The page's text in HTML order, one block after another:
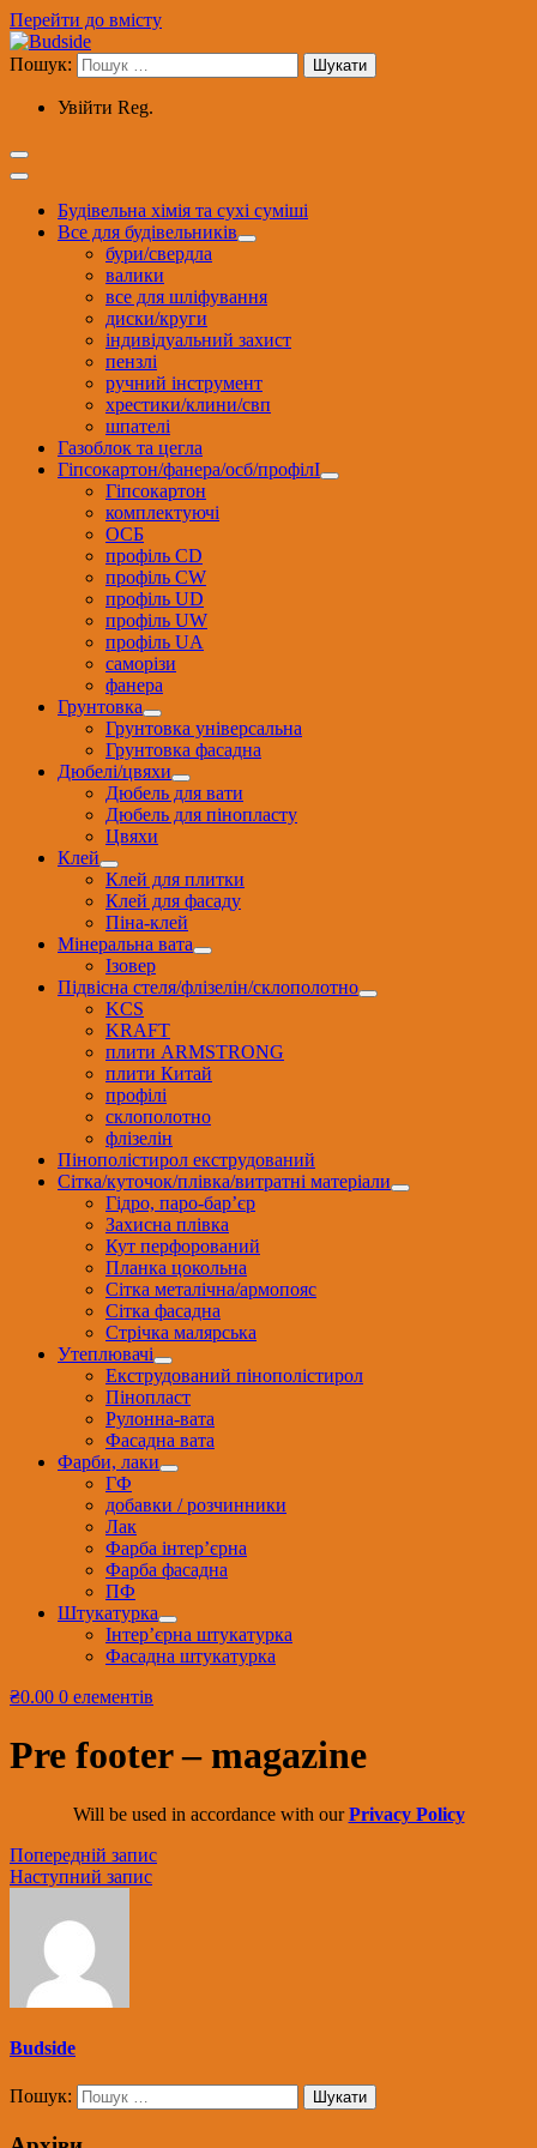
Перейти до вмісту
Пошук:
Увійти Reg.
Будівельна хімія та сухі суміші
Все для будівельників
бури/свердла
валики
все для шліфування
диски/круги
індивідуальний захист
пензлі
ручний інструмент
хрестики/клини/свп
шпателі
Газоблок та цегла
Гіпсокартон/фанера/осб/профілІ
Гіпсокартон
комплектуючі
ОСБ
профіль CD
профіль CW
профіль UD
профіль UW
профіль UА
саморізи
фанера
Грунтовка
Грунтовка універсальна
Грунтовка фасадна
Дюбелі/цвяхи
Дюбель для вати
Дюбель для пінопласту
Цвяхи
Клей
Клей для плитки
Клей для фасаду
Піна-клей
Мінеральна вата
Ізовер
Підвісна стеля/флізелін/склополотно
KCS
KRAFT
плити ARMSTRONG
плити Китай
профілі
склополотно
флізелін
Пінополістирол екструдований
Сітка/куточок/плівка/витратні матеріали
Гідро, паро-бар’єр
Захисна плівка
Кут перфорований
Планка цокольна
Сітка металічна/армопояс
Сітка фасадна
Стрічка малярська
Утеплювачі
Екструдований пінополістирол
Пінопласт
Рулонна-вата
Фасадна вата
Фарби, лаки
ГФ
добавки / розчинники
Лак
Фарба інтер’єрна
Фарба фасадна
ПФ
Штукатурка
Інтер’єрна штукатурка
Фасадна штукатурка
₴0.00 0 елементів
Pre footer – magazine
Will be used in accordance with ourPrivacy Policy
Попередній запис
Наступний запис
Budside
Пошук: